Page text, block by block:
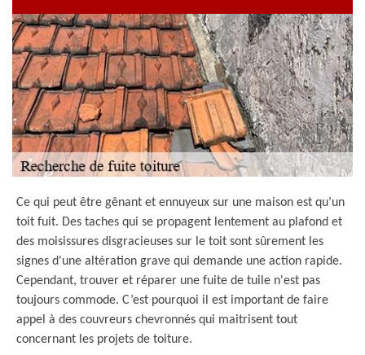
Ce qui peut être gênant et ennuyeux sur une maison est qu’un
toit fuit. Des taches qui se propagent lentement au plafond et
des moisissures disgracieuses sur le toit sont sûrement les
signes d'une altération grave qui demande une action rapide.
Cependant, trouver et réparer une fuite de tuile n'est pas
toujours commode. C’est pourquoi il est important de faire
appel à des couvreurs chevronnés qui maitrisent tout
concernant les projets de toiture.